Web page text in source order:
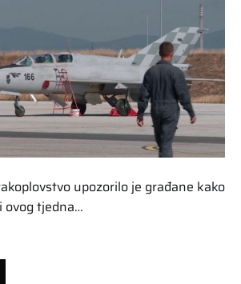
upozorilo je građane kako
ovog tjedna…